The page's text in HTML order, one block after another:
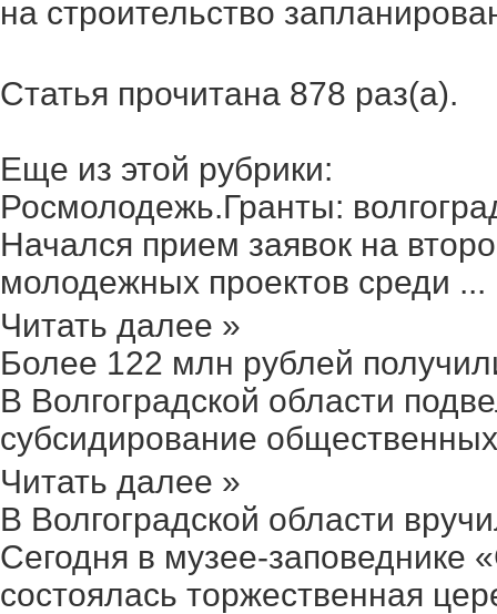
на строительство
Статья прочитана 878 раз(a).
Еще из этой рубрики:
Росмолодежь.Гранты:
Начался прием заявок на
молодежных проектов среди ...
Читать далее »
Более 122 млн рублей
В Волгоградской области
субсидирование
Читать далее »
В Волгоградской области
Сегодня в музее-заповеднике
состоялась торжественная